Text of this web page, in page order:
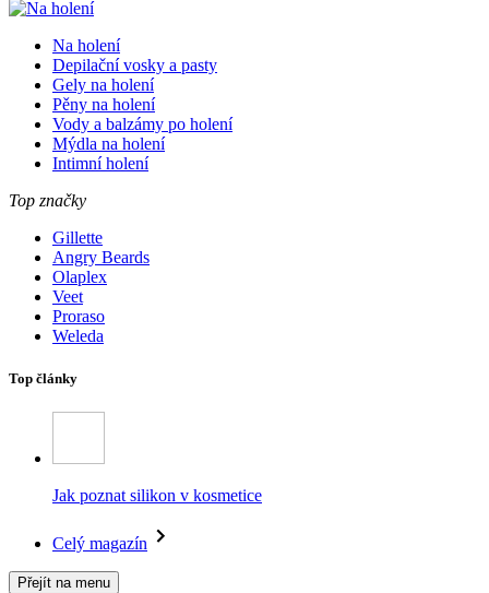
Na holení
Depilační vosky a pasty
Gely na holení
Pěny na holení
Vody a balzámy po holení
Mýdla na holení
Intimní holení
Top značky
Gillette
Angry Beards
Olaplex
Veet
Proraso
Weleda
Top články
Jak poznat silikon v kosmetice
Celý magazín
Přejít na menu